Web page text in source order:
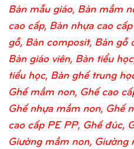
Bàn mẫu giáo, Bàn mầm
cao cấp, Bàn nhựa cao
gỗ, Bàn composit, Bàn gỗ
Bàn giáo viên, Bàn tiểu
tiểu học, Bàn ghế trung
Ghế mầm non, Ghế cao
Ghế nhựa mầm non, Ghế
cao cấp PE PP, Ghế đúc,
Giường mầm non, Giường